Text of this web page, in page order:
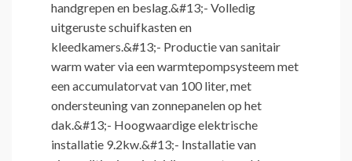
handgrepen en beslag.&#13;- Volledig
uitgeruste schuifkasten en
kleedkamers.&#13;- Productie van sanitair
warm water via een warmtepompsysteem met
een accumulatorvat van 100 liter, met
ondersteuning van zonnepanelen op het
dak.&#13;- Hoogwaardige elektrische
installatie 9.2kw.&#13;- Installatie van